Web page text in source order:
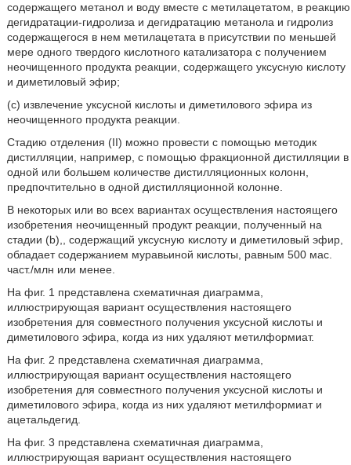
содержащего метанол и воду вместе с метилацетатом, в реакцию
дегидратации-гидролиза и дегидратацию метанола и гидролиз
содержащегося в нем метилацетата в присутствии по меньшей
мере одного твердого кислотного катализатора с получением
неочищенного продукта реакции, содержащего уксусную кислоту
и диметиловый эфир;
(с) извлечение уксусной кислоты и диметилового эфира из
неочищенного продукта реакции.
Стадию отделения (II) можно провести с помощью методик
дистилляции, например, с помощью фракционной дистилляции в
одной или большем количестве дистилляционных колонн,
предпочтительно в одной дистилляционной колонне.
В некоторых или во всех вариантах осуществления настоящего
изобретения неочищенный продукт реакции, полученный на
стадии (b),, содержащий уксусную кислоту и диметиловый эфир,
обладает содержанием муравьиной кислоты, равным 500 мас.
част./млн или менее.
На фиг. 1 представлена схематичная диаграмма,
иллюстрирующая вариант осуществления настоящего
изобретения для совместного получения уксусной кислоты и
диметилового эфира, когда из них удаляют метилформиат.
На фиг. 2 представлена схематичная диаграмма,
иллюстрирующая вариант осуществления настоящего
изобретения для совместного получения уксусной кислоты и
диметилового эфира, когда из них удаляют метилформиат и
ацетальдегид.
На фиг. 3 представлена схематичная диаграмма,
иллюстрирующая вариант осуществления настоящего